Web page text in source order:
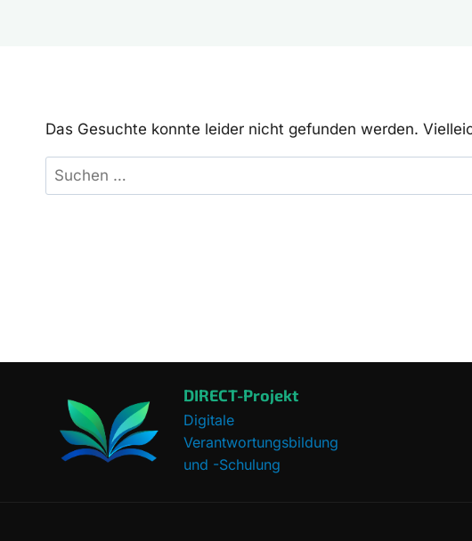
Das Gesuchte konnte leider nicht gefunden werden.
Suchen
nach:
DIRECT-Projekt
Digitale
Verantwortungsbildung
und -Schulung